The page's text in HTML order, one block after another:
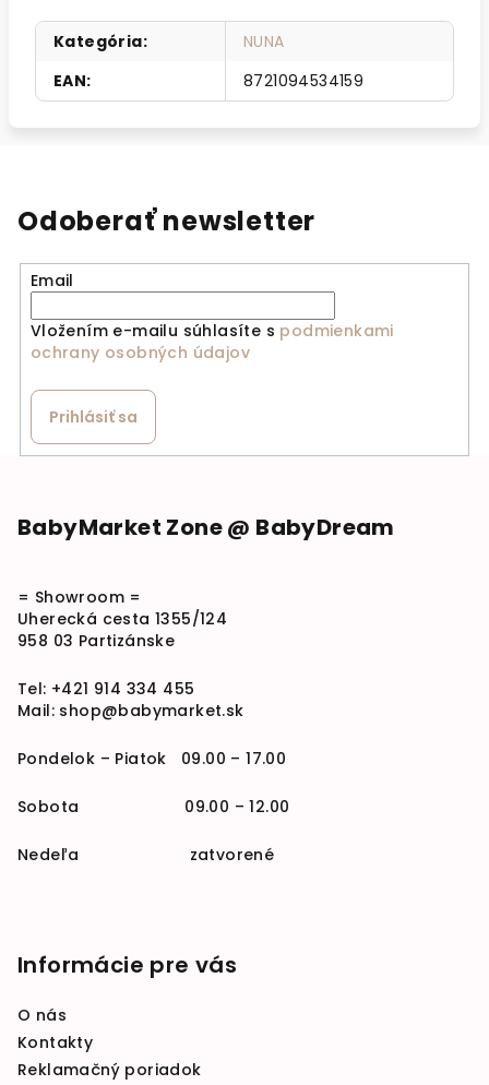
Kategória:
NUNA
EAN: 8721094534159
Odoberať newsletter
Email
Vložením e-mailu súhlasíte s podmienkami
ochrany osobných údajov
Prihlásiť sa
BabyMarket Zone @ BabyDream
= Showroom =
Uherecká cesta 1355/124
958 03 Partizánske
Tel: +421 914 334 455
Mail: shop@babymarket.sk
Pondelok – Piatok 09.00 – 17.00
Sobota 09.00 – 12.00
Nedeľa zatvorené
Informácie pre vás
O nás
Kontakty
Reklamačný poriadok